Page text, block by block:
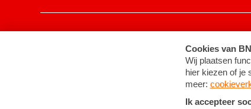
Cookie-instellingen